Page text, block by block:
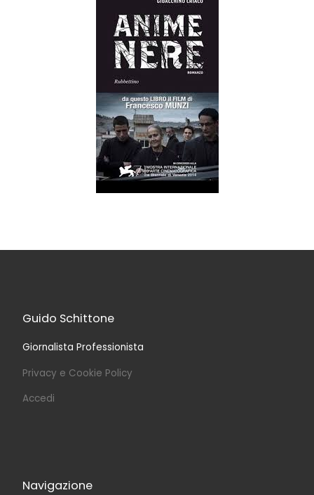
Guido Schittone
Giornalista Professionista
Privacy e Cookie Policy
Accedi
Navigazione